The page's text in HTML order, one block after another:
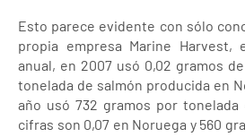
Esto parece evidente con sólo
propia empresa Marine
anual, en 2007 usó 0,02 gramos
tonelada de salmón producida en
año usó 732 gramos por tonelada
cifras son 0,07 en Noruega y 560